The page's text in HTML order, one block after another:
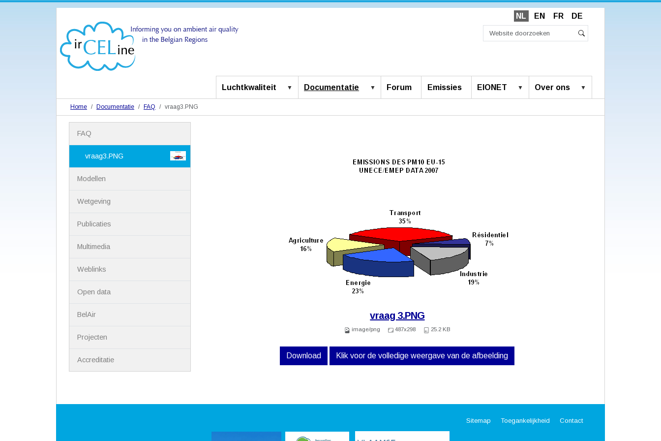
NL EN FR DE
Luchtkwaliteit Documentatie Forum Emissies EIONET Over ons
Home Documentatie FAQ vraag3.PNG
vraag 3.PNG
image/png 487x298 25.2 KB
Download Klik voor de volledige weergave van de afbeelding
v
FAQ
vraag3.PNG
Modellen
Wetgeving
Publicaties
Multimedia
Weblinks
Open data
BelAir
Projecten
Accreditatie
Sitemap Toegankelijkheid Contact